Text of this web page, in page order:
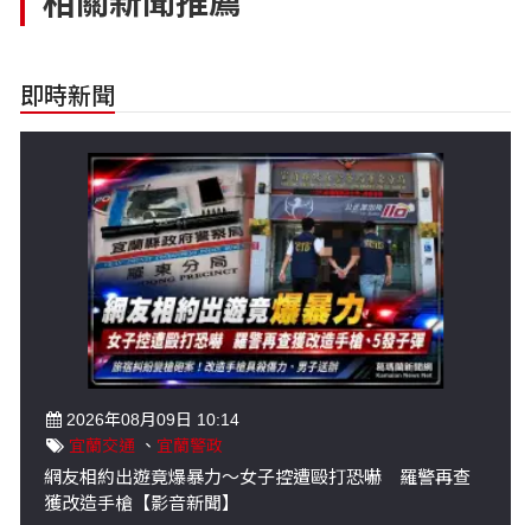
即時新聞
2026年08月09日 10:14
宜蘭交通 、 宜蘭警政
網友相約出遊竟爆暴力～女子控遭毆打恐嚇 羅警再查
獲改造手槍【影音新聞】